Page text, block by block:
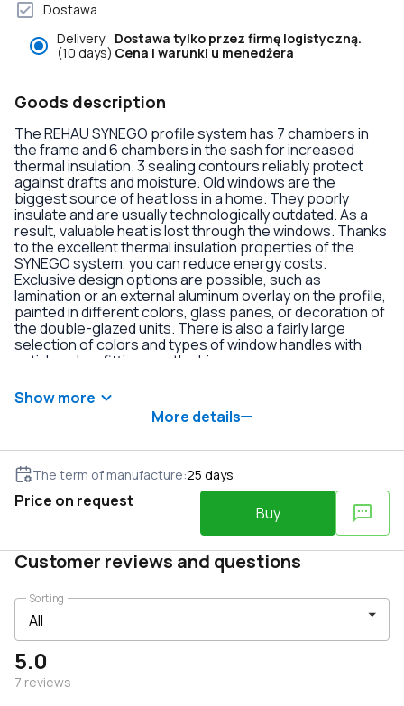
Dostawa
Delivery
(10 days)
Dostawa tylko przez firmę logistyczną.
Cena i warunki u menedżera
Goods description
The REHAU SYNEGO profile system has 7 chambers in
the frame and 6 chambers in the sash for increased
thermal insulation. 3 sealing contours reliably protect
against drafts and moisture. Old windows are the
biggest source of heat loss in a home. They poorly
insulate and are usually technologically outdated. As a
result, valuable heat is lost through the windows. Thanks
to the excellent thermal insulation properties of the
SYNEGO system, you can reduce energy costs.
Exclusive design options are possible, such as
lamination or an external aluminum overlay on the profile,
painted in different colors, glass panes, or decoration of
the double-glazed units. There is also a fairly large
selection of colors and types of window handles with
anti-burglary fittings on the hinges.
Show more
More details
The term of manufacture:25 days
Price on request
Buy
Customer reviews and questions
5.0
7 reviews
Sorting